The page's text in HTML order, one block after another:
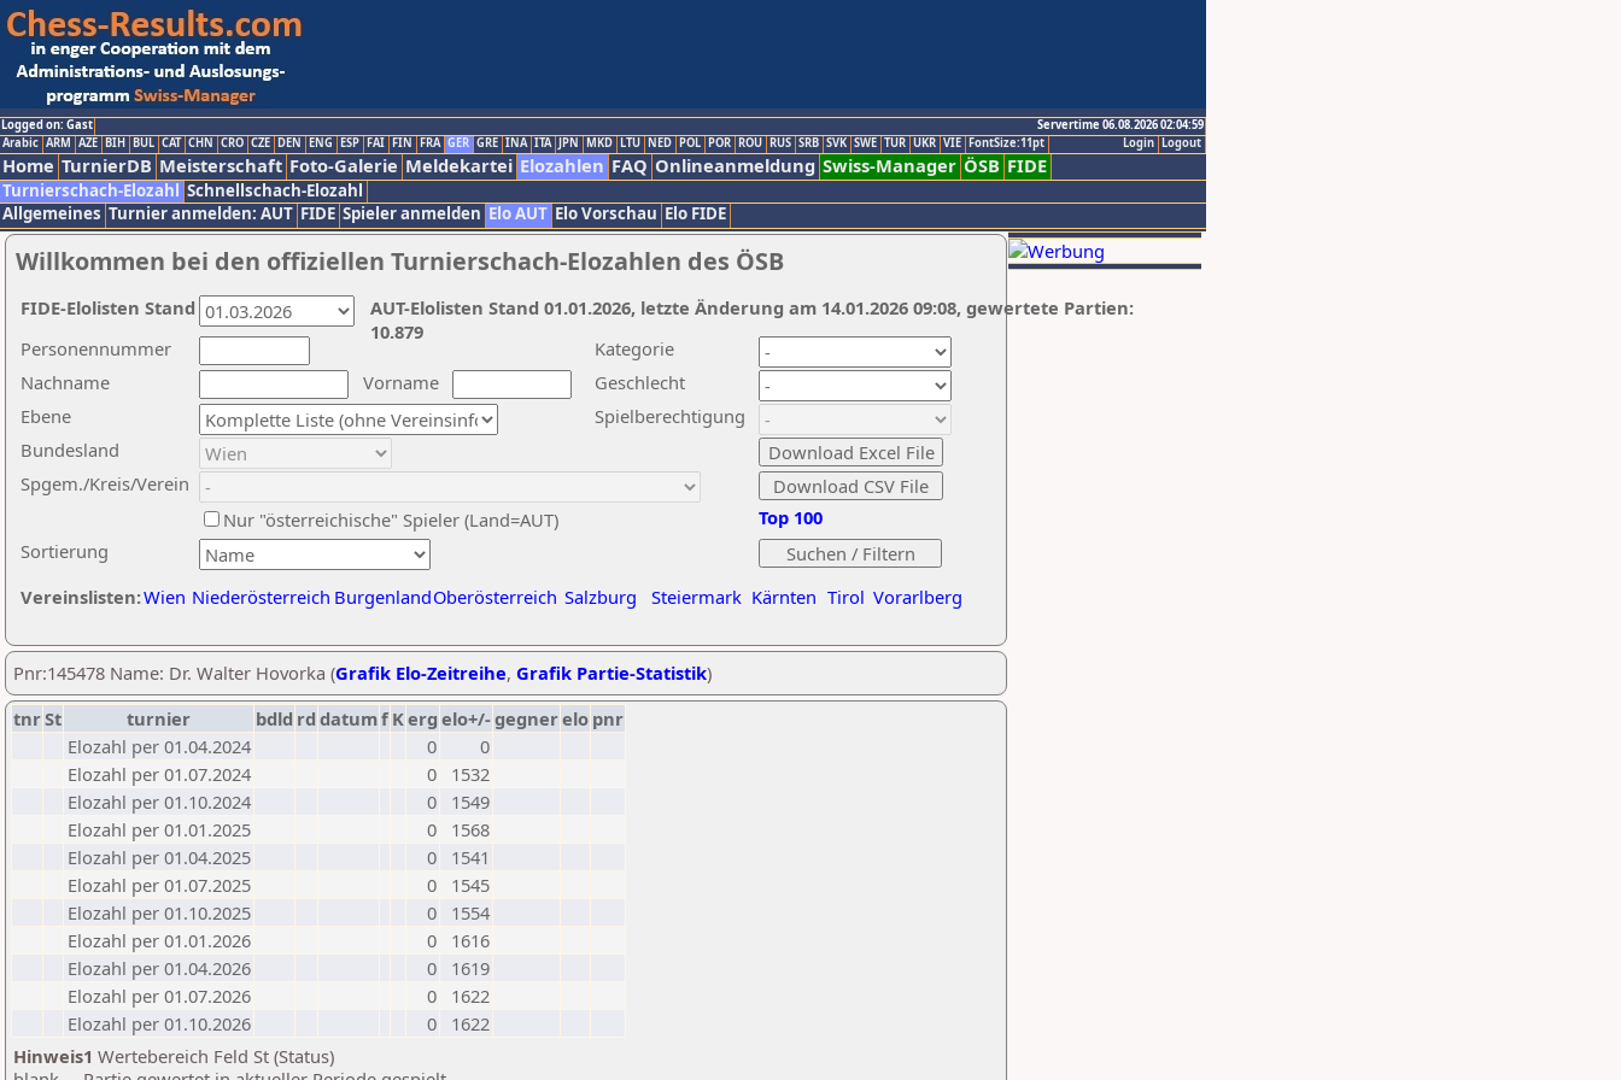
Logged on: Gast
Servertime 06.08.2026 02:04:59
Logout
Login
Arabic ARM AZE BIH BUL CAT CHN CRO CZE DEN ENG ESP FAI FIN FRA GER GRE INA ITA JPN MKD LTU NED POL POR ROU RUS SRB SVK SWE TUR UKR VIE FontSize:11pt
Home TurnierDB Meisterschaft Foto-Galerie Meldekartei Elozahlen FAQ Onlineanmeldung Swiss-Manager ÖSB FIDE
Turnierschach-Elozahl Schnellschach-Elozahl
Allgemeines Turnier anmelden: AUT FIDE Spieler anmelden Elo AUT Elo Vorschau Elo FIDE
Willkommen bei den offiziellen Turnierschach-Elozahlen des ÖSB
Nachname
Vorname
Ebene
Kategorie
Sortierung
Personennummer
Bundesland
Spgem./Kreis/Verein
Geschlecht
Nur "österreichische" Spieler (Land=AUT)
Spielberechtigung
Vereinslisten:Wien Niederösterreich BurgenlandOberösterreich Salzburg Steiermark Kärnten Tirol Vorarlberg
Top 100
AUT-Elolisten Stand 01.01.2026, letzte Änderung am 14.01.2026 09:08, gewertete Partien:
10.879
FIDE-Elolisten Stand
Pnr:145478 Name: Dr. Walter Hovorka (Grafik Elo-Zeitreihe, Grafik Partie-Statistik)
tnrSt turnier bdld rd datumf Kerg elo+/-gegnerelo pnr
Elozahl per 01.04.2024
0
0
Elozahl per 01.07.2024
0
1532
Elozahl per 01.10.2024
0
1549
Elozahl per 01.01.2025
0
1568
Elozahl per 01.04.2025
0
1541
Elozahl per 01.07.2025
0
1545
Elozahl per 01.10.2025
0
1554
Elozahl per 01.01.2026
0
1616
Elozahl per 01.04.2026
0
1619
Elozahl per 01.07.2026
0
1622
Elozahl per 01.10.2026
0
1622
Hinweis1 Wertebereich Feld St (Status)